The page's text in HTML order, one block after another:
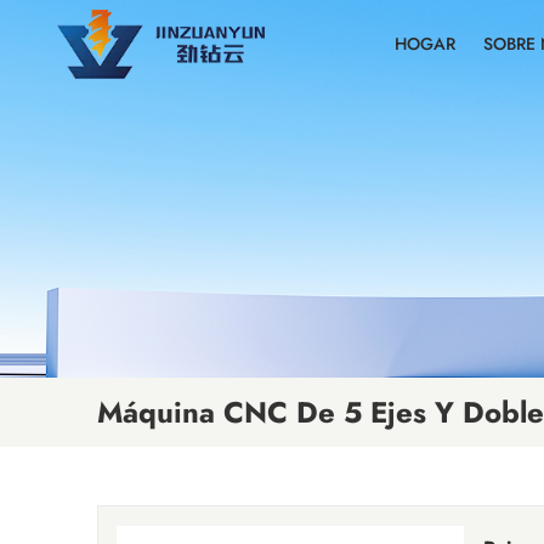
HOGAR SOBRE
Máquina CNC De 5 Ejes Y